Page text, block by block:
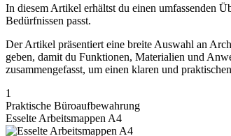
In diesem Artikel erhältst du einen umfassenden
Bedürfnissen passt.
Der Artikel präsentiert eine breite Auswahl an
geben, damit du Funktionen, Materialien und
zusammengefasst, um einen klaren und
1
Praktische Büroaufbewahrung
Esselte Arbeitsmappen A4